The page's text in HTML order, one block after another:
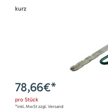
kurz
78,66€*
pro Stück
*inkl. MwSt zzgl. Versand